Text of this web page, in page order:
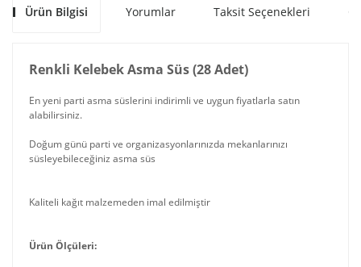
Ürün Bilgisi Yorumlar Taksit Seçenekleri
Renkli Kelebek Asma Süs (28 Adet)
En yeni parti asma süslerini indirimli ve uygun fiyatlarla satın
alabilirsiniz.
Doğum günü parti ve organizasyonlarınızda mekanlarınızı
süsleyebileceğiniz asma süs
Kaliteli kağıt malzemeden imal edilmiştir
Ürün Ölçüleri: